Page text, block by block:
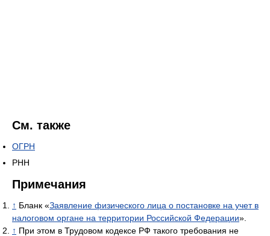
См. также
ОГРН
РНН
Примечания
↑ Бланк «Заявление физического лица о постановке на учет в
налоговом органе на территории Российской Федерации».
↑ При этом в Трудовом кодексе РФ такого требования не